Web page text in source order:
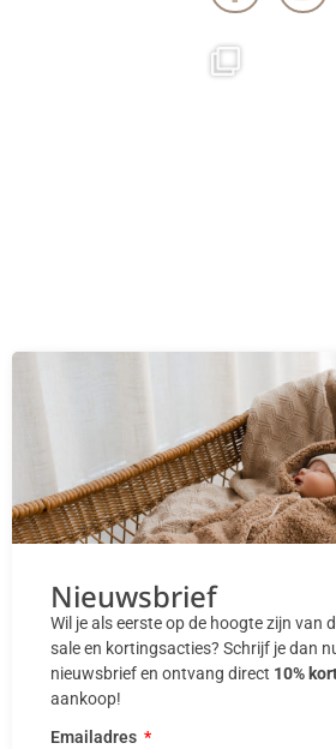
Nieuwsbrief
Wil je als eerste op de hoogte zijn van
sale en kortingsacties? Schrijf je dan
nieuwsbrief en ontvang direct 10%
aankoop!
Emailadres